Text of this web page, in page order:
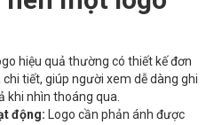
hiệu quả thường có thiết kế đơn
tiết, giúp người xem dễ dàng ghi
khi nhìn thoáng qua.
động: Logo cần phản ánh được